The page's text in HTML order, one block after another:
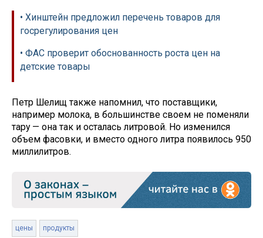
• Хинштейн предложил перечень товаров для
госрегулирования цен
• ФАС проверит обоснованность роста цен на
детские товары
Петр Шелищ также напомнил, что поставщики,
например молока, в большинстве своем не поменяли
тару — она так и осталась литровой. Но изменился
объем фасовки, и вместо одного литра появилось 950
миллилитров.
цены продукты